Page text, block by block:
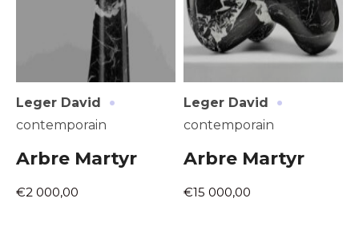
Leger David ·
contemporain
Arbre Martyr
€2 000,00
Leger David ·
contemporain
Arbre Martyr
€15 000,00